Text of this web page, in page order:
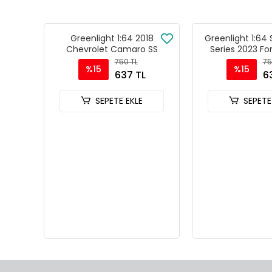
Greenlight 1:64 2018
Chevrolet Camaro SS
%15
750 TL
637 TL
SEPETE EKLE
Greenlight 1:64
Series 2023
Sport
Edition -
%15